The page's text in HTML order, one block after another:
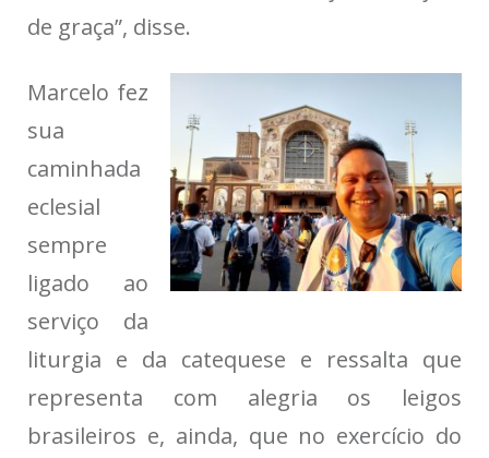
de graça”, disse.
Marcelo fez
sua
caminhada
eclesial
sempre
ligado ao
serviço da
liturgia e da catequese e ressalta que
representa com alegria os leigos
brasileiros e, ainda, que no exercício do